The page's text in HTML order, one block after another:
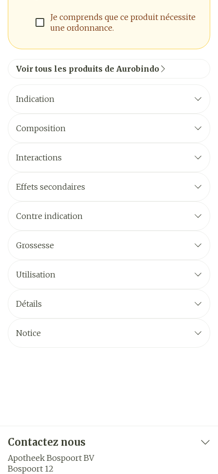
Je comprends que ce produit nécessite
une ordonnance.
Voir tous les produits de Aurobindo
Indication
Composition
Interactions
Effets secondaires
Contre indication
Grossesse
Utilisation
Détails
Notice
Contactez nous
Apotheek Bospoort BV
Bospoort 12